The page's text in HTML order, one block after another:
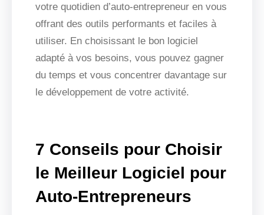
votre quotidien d’auto-entrepreneur en vous
offrant des outils performants et faciles à
utiliser. En choisissant le bon logiciel
adapté à vos besoins, vous pouvez gagner
du temps et vous concentrer davantage sur
le développement de votre activité.
7 Conseils pour Choisir
le Meilleur Logiciel pour
Auto-Entrepreneurs